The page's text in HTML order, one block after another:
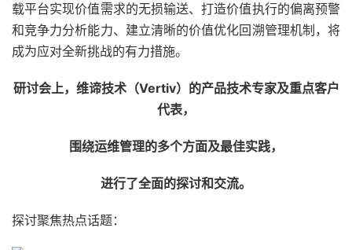
载平台实现价值需求的无损输送、打造价值执行的偏离预警
和竞争力分析能力、建立清晰的价值优化回溯管理机制，将
成为应对全新挑战的有力措施。
研讨会上，维谛技术（Vertiv）的产品技术专家及重点客户
代表，
围绕运维管理的多个方面及最佳实践，
进行了全面的探讨和交流。
探讨聚焦热点话题：